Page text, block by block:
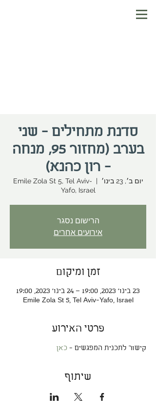
סדנת מתחילים - שני
בערב (מחזור 95, מנחה
- רון כהנא)
יום ב׳, 23 בינו׳
  |
Emile Zola St 5, Tel Aviv-
Yafo, Israel
הרישום נסגר
אירועים אחרים
זמן ומיקום
23 בינו׳ 2023, 19:00 – 24 בינו׳ 2023, 19:00
Emile Zola St 5, Tel Aviv-Yafo, Israel
פרטי האירוע
קישור לתכנית המפגשים - כאן
שיתוף